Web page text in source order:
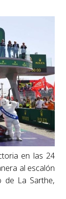
en las 24
al escalón
de La Sarthe,